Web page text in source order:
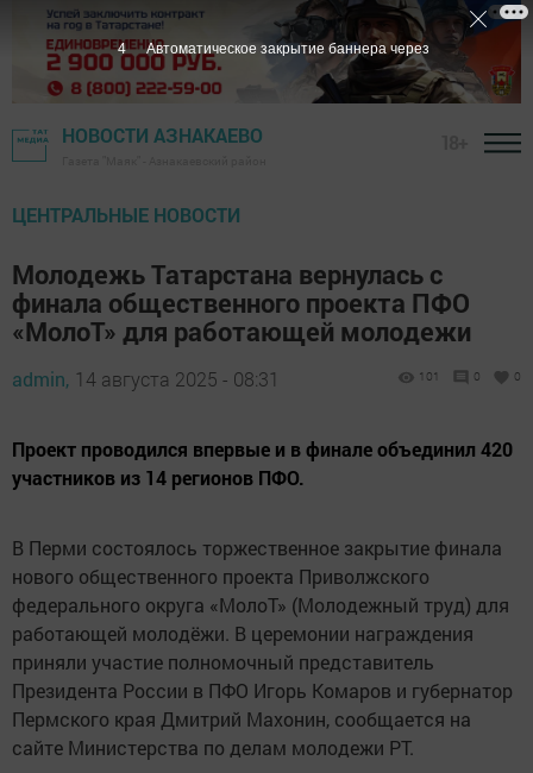
НОВОСТИ АЗНАКАЕВО
ЦЕНТРАЛЬНЫЕ НОВОСТИ
Молодежь Татарстана вернулась с
финала общественного проекта ПФО
«МолоТ» для работающей молодежи
admin, 14 августа 2025 - 08:31 101 0 0
Проект проводился впервые и в финале объединил 420
участников из 14 регионов ПФО.
В Перми состоялось торжественное закрытие финала
нового общественного проекта Приволжского
федерального округа «МолоТ» (Молодежный труд) для
работающей молодёжи. В церемонии награждения
приняли участие полномочный представитель
Президента России в ПФО Игорь Комаров и губернатор
Пермского края Дмитрий Махонин, сообщается на
сайте Министерства по делам молодежи РТ.
3 Автоматическое закрытие баннера через